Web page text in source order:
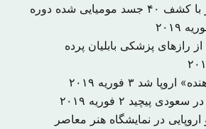
سال ۲۰۱۹ در مصر با کشف ۴۰ جسد مومیایی شده دوره
رازهای پزشکی بابلیان پرده
اروپا شد ۳ فوریه ۲۰۱۹
سعودی پیچید ۲ فوریه ۲۰۱۹
اروپایی در نمایشگاه هنر معاصر